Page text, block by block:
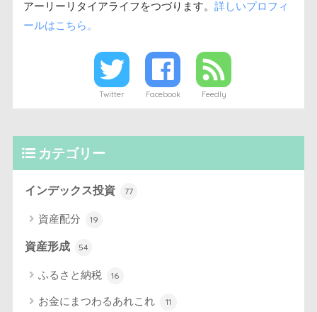
アーリーリタイアライフをつづります。 詳しいプロフィ
ールはこちら。
Twitter Facebook Feedly
カテゴリー
インデックス投資 77
資産配分 19
資産形成 54
ふるさと納税 16
お金にまつわるあれこれ 11